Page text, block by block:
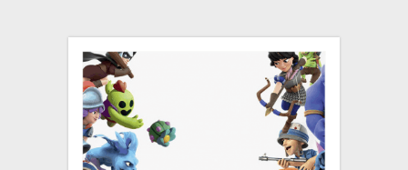
KONTAKT
VERSAND